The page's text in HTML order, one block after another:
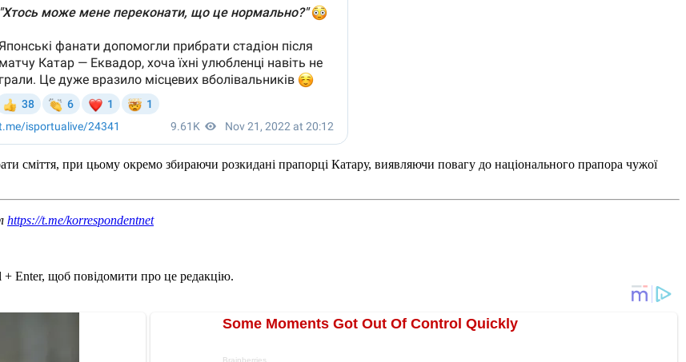
сміття, при цьому окремо збираючи розкидані прапорці Катару, виявляючи повагу до національного прапора чужої
https://t.me/korrespondentnet
+ Enter, щоб повідомити про це редакцію.